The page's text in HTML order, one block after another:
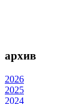
архив
2026
2025
2024